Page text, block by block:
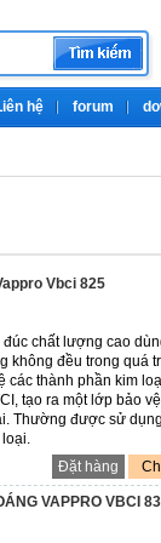
hệ forum
Vbci 825
chất lượng cao
không đều trong quá
các thành phần kim
tạo ra một lớp bảo vệ
Thường được sử dụng
Đặt hàng
VAPPRO VBCI